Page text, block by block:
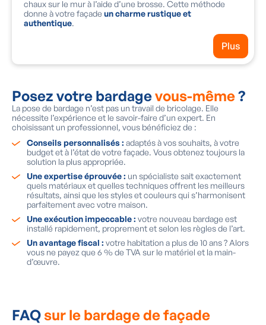
chaux sur le mur à l’aide d’une brosse. Cette méthode
donne à votre façade un charme rustique et
authentique.
Plus
Posez votre bardagevous-même?
La pose de bardage n’est pas un travail de bricolage. Elle
nécessite l’expérience et le savoir-faire d’un expert. En
choisissant un professionnel, vous bénéficiez de :
Conseils personnalisés : adaptés à vos souhaits, à votre
budget et à l’état de votre façade. Vous obtenez toujours la
solution la plus appropriée.
Une expertise éprouvée : un spécialiste sait exactement
quels matériaux et quelles techniques offrent les meilleurs
résultats, ainsi que les styles et couleurs qui s’harmonisent
parfaitement avec votre maison.
Une exécution impeccable : votre nouveau bardage est
installé rapidement, proprement et selon les règles de l’art.
Un avantage fiscal : votre habitation a plus de 10 ans ? Alors
vous ne payez que 6 % de TVA sur le matériel et la main-
d’œuvre.
FAQsur le bardage de façade